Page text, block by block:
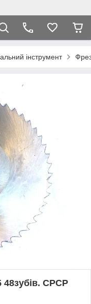
інструмент
48зубів. СРСР